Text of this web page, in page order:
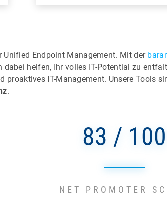
Unified Endpoint Management. Mit der
helfen, Ihr volles IT-Potential zu
proaktives IT-Management. Unsere Tools
.
83 / 100
NET PROMOTER